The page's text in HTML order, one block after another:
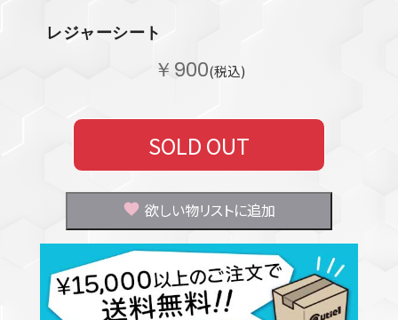
レジャーシート
￥900(税込)
SOLD OUT
欲しい物リストに追加